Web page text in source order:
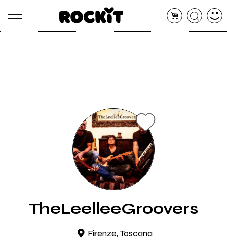
TheLeelleeGroovers
Firenze, Toscana